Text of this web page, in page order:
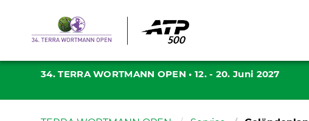
34. TERRA WORTMANN OPEN• 12. - 20. Juni 2027